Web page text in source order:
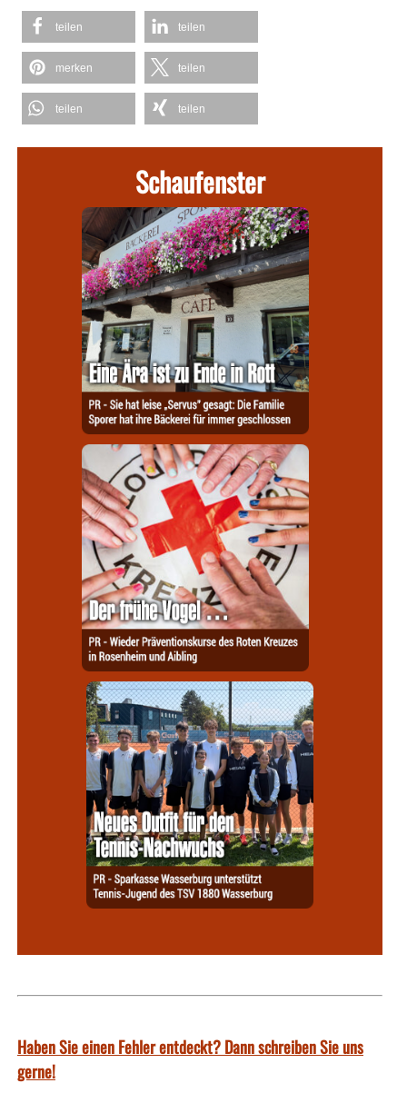
teilen teilen
merken teilen
teilen teilen
Schaufenster
Haben Sie einen Fehler entdeckt? Dann schreiben Sie uns
gerne!